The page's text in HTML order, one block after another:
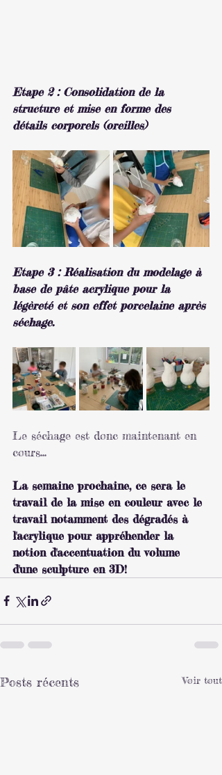
Etape 2 : Consolidation de la
structure et mise en forme des
détails corporels (oreilles)
Etape 3 : Réalisation du modelage à
base de pâte acrylique pour la
légèreté et son effet porcelaine après
séchage.
Le séchage est donc maintenant en
cours...
La semaine prochaine, ce sera le
travail de la mise en couleur avec le
travail notamment des dégradés à
l'acrylique pour appréhender la
notion d'accentuation du volume
d'une sculpture en 3D!
Posts récents Voir tout